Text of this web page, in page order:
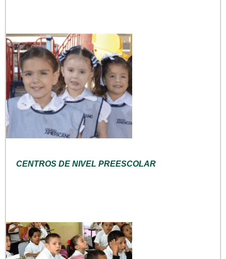
CENTROS DE NIVEL PREESCOLAR